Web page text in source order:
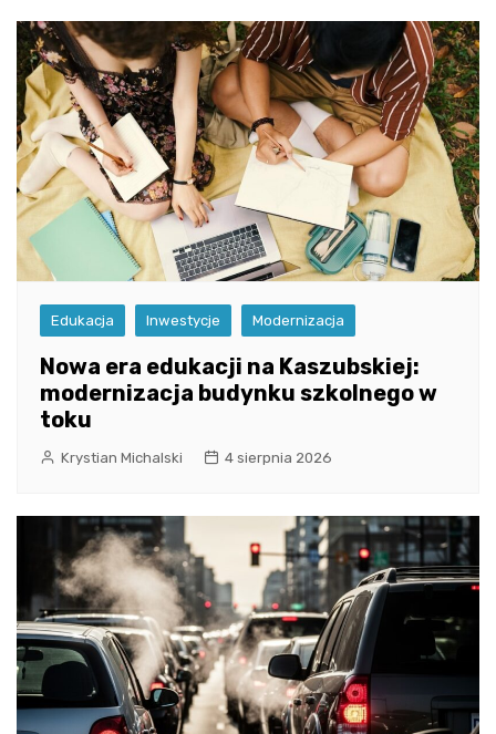
Edukacja Inwestycje Modernizacja
Nowa era edukacji na Kaszubskiej:
modernizacja budynku szkolnego w
toku
Krystian Michalski 4 sierpnia 2026